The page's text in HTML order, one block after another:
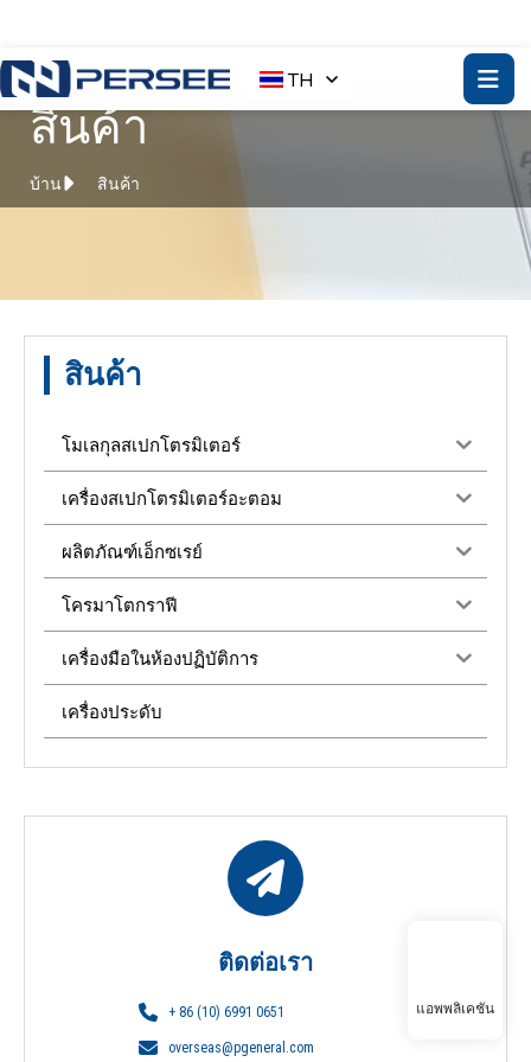
TH
สินค้า
บ้าน สินค้า
สินค้า
โมเลกุลสเปกโตรมิเตอร์
เครื่องสเปกโตรมิเตอร์อะตอม
ผลิตภัณฑ์เอ็กซเรย์
โครมาโตกราฟี
เครื่องมือในห้องปฏิบัติการ
เครื่องประดับ
ติดต่อเรา
+ 86 (10) 6991 0651
overseas@pgeneral.com
แอพพลิเคชัน